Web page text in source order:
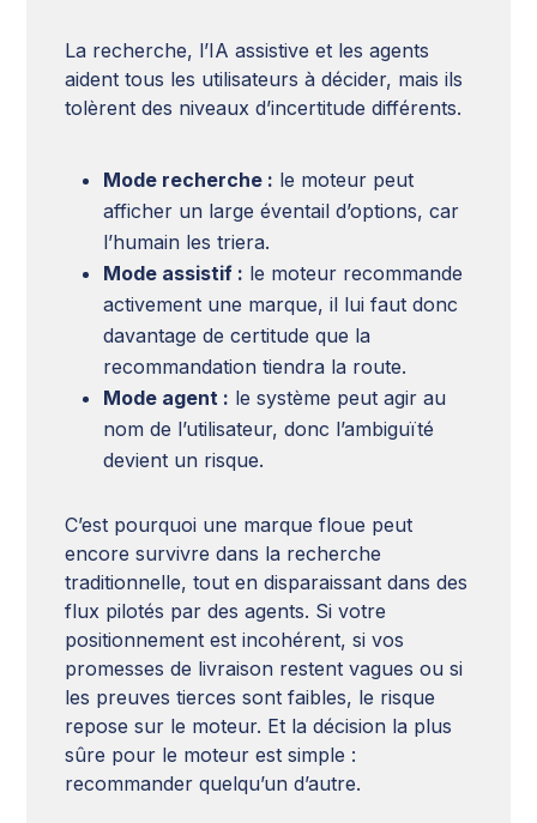
La recherche, l’IA assistive et les agents
aident tous les utilisateurs à décider, mais ils
tolèrent des niveaux d’incertitude différents.
Mode recherche : le moteur peut
afficher un large éventail d’options, car
l’humain les triera.
Mode assistif : le moteur recommande
activement une marque, il lui faut donc
davantage de certitude que la
recommandation tiendra la route.
Mode agent : le système peut agir au
nom de l’utilisateur, donc l’ambiguïté
devient un risque.
C’est pourquoi une marque floue peut
encore survivre dans la recherche
traditionnelle, tout en disparaissant dans des
flux pilotés par des agents. Si votre
positionnement est incohérent, si vos
promesses de livraison restent vagues ou si
les preuves tierces sont faibles, le risque
repose sur le moteur. Et la décision la plus
sûre pour le moteur est simple :
recommander quelqu’un d’autre.